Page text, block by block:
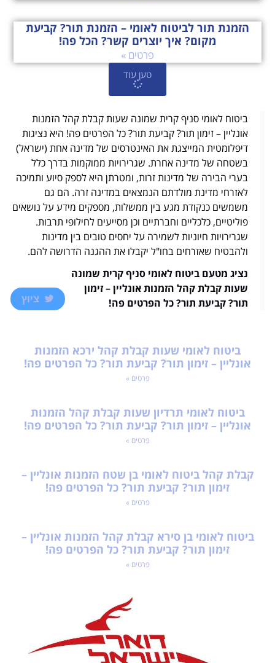
הזמנת תור לביטוח לאומי – הזמנת תור? קביעת
מקום? איך יוצרים קשר? הכל פה!
פרטים »
טען עוד
ביטוח לאומי סניף קרית שמונה שעות קבלת קהל הזמנות
אונליין – זימון תור? קביעת תור? כל הפרטים פה! היא נציגות
דיפלומטית המייצגת את האינטרסים של מדינה אחת (ישראל)
בשטחה של מדינה אחרת. שגרירויות ממוקמות בדרך כלל
בערי הבירה של מדינות זרות, ומטרתן היא לספק סיוע ותמיכה
לאזרחי מדינת מולדתם הנמצאים במדינה זרה. הם גם
משמשים כנקודת מגע בין ממשלות, מספקים מידע על נושאים
פוליטיים, כלכליים וחברתיים וכן מסייעים לחילופי תרבות.
שגרירויות חיוניות לשמירה על יחסים טובים בין מדינות
ולהבטיח שאזרחים בחו"ל יקבלו את ההגנה הדרושה להם.
נציג מטעם ביטוח לאומי סניף קרית שמונה
שעות קבלת קהל הזמנות אונליין – זימון
תור? קביעת תור? כל הפרטים פה!
ציוץ
ביטוח לאומי שעות קבלת קהל ירכא הזמנות
אונליין – זימון תור? קביעת תור? כל הפרטים פה!
פרטים »
ביטוח לאומי תרדיון שעות קבלת קהל הזמנות
אונליין – זימון תור? קביעת תור? כל הפרטים פה!
פרטים »
קבלת קהל ביטוח לאומי בן שטח הזמנות אונליין –
זימון תור? קביעת תור? כל הפרטים פה!
פרטים »
ביטוח לאומי בן סירא קבלת קהל הזמנות אונליין –
זימון תור? קביעת תור? כל הפרטים פה!
פרטים »